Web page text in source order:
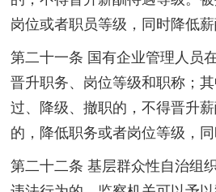
岗位或者职员等级，同时降低薪
第二十一条 国有企业管理人员
晋升职务、岗位等级和职称；
过、降级、撤职的，不得晋升
的，降低职务或者岗位等级，同
第二十二条 基层群众性自治组